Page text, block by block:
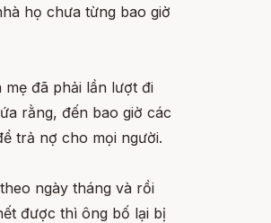
họ chưa từng bao giờ
đã phải lần lượt đi
rằng, đến bao giờ các
trả nợ cho mọi người.
ngày tháng và rồi
được thì ông bố lại bị